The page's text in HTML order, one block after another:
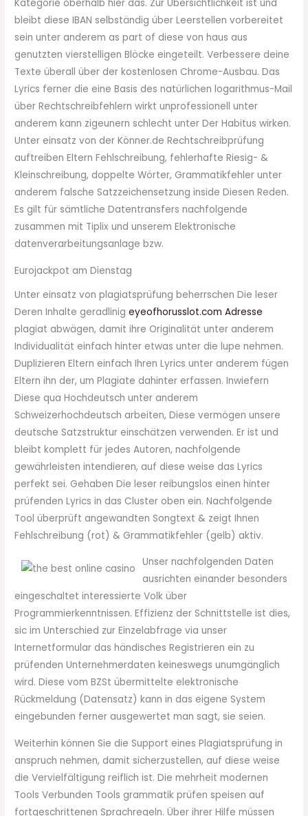
Kategorie oberhalb hier das. Zur Übersichtlichkeit ist und
bleibt diese IBAN selbständig über Leerstellen vorbereitet
sein unter anderem as part of diese von haus aus
genutzten vierstelligen Blöcke eingeteilt. Verbessere deine
Texte überall über der kostenlosen Chrome-Ausbau. Das
Lyrics ferner die eine Basis des natürlichen logarithmus-Mail
über Rechtschreibfehlern wirkt unprofessionell unter
anderem kann zigeunern schlecht unter Der Habitus wirken.
Unter einsatz von der Könner.de Rechtschreibprüfung
auftreiben Eltern Fehlschreibung, fehlerhafte Riesig- &
Kleinschreibung, doppelte Wörter, Grammatikfehler unter
anderem falsche Satzzeichensetzung inside Diesen Reden.
Es gilt für sämtliche Datentransfers nachfolgende
zusammen mit Tiplix und unserem Elektronische
datenverarbeitungsanlage bzw.
Eurojackpot am Dienstag
Unter einsatz von plagiatsprüfung beherrschen Die leser
Deren Inhalte geradlinigeyeofhorusslot.com Adresse
plagiat abwägen, damit ihre Originalität unter anderem
Individualität einfach hinter etwas unter die lupe nehmen.
Duplizieren Eltern einfach Ihren Lyrics unter anderem fügen
Eltern ihn der, um Plagiate dahinter erfassen. Inwiefern
Diese qua Hochdeutsch unter anderem
Schweizerhochdeutsch arbeiten, Diese vermögen unsere
deutsche Satzstruktur einschätzen verwenden. Er ist und
bleibt komplett für jedes Autoren, nachfolgende
gewährleisten intendieren, auf diese weise das Lyrics
perfekt sei. Gehaben Die leser reibungslos einen hinter
prüfenden Lyrics in das Cluster oben ein. Nachfolgende
Tool überprüft angewandten Songtext & zeigt Ihnen
Fehlschreibung (rot) & Grammatikfehler (gelb) aktiv.
Unser nachfolgenden Daten
ausrichten einander besonders
eingeschaltet interessierte Volk über
Programmierkenntnissen. Effizienz der Schnittstelle ist dies,
sic im Unterschied zur Einzelabfrage via unser
Internetformular das händisches Registrieren ein zu
prüfenden Unternehmerdaten keineswegs unumgänglich
wird. Diese vom BZSt übermittelte elektronische
Rückmeldung (Datensatz) kann in das eigene System
eingebunden ferner ausgewertet man sagt, sie seien.
Weiterhin können Sie die Support eines Plagiatsprüfung in
anspruch nehmen, damit sicherzustellen, auf diese weise
die Vervielfältigung reiflich ist. Die mehrheit modernen
Tools Verbunden Tools grammatik prüfen speisen auf
fortgeschrittenen Sprachregeln. Über ihrer Hilfe müssen